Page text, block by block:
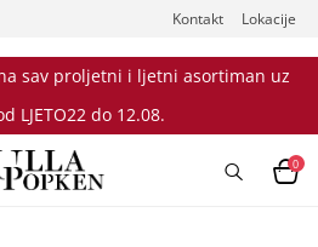
Kontakt Lokacije
sav proljetni i ljetni asortiman uz
LJETO22 do 12.08.
0